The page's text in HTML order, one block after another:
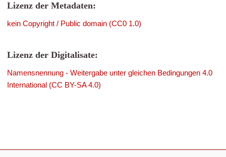
Lizenz der Metadaten:
kein Copyright / Public domain (CC0 1.0)
Lizenz der Digitalisate:
Namensnennung - Weitergabe unter gleichen Bedingungen 4.0
International (CC BY-SA 4.0)